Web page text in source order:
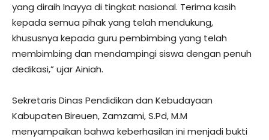
yang diraih Inayya di tingkat nasional. Terima kasih
kepada semua pihak yang telah mendukung,
khususnya kepada guru pembimbing yang telah
membimbing dan mendampingi siswa dengan penuh
dedikasi,” ujar Ainiah.
Sekretaris Dinas Pendidikan dan Kebudayaan
Kabupaten Bireuen, Zamzami, S.Pd, M.M
menyampaikan bahwa keberhasilan ini menjadi bukti